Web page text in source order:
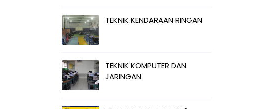
TEKNIK KENDARAAN RINGAN
TEKNIK KOMPUTER DAN
JARINGAN